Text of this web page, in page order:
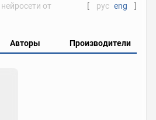
от
[ рус eng ]
Авторы Производители